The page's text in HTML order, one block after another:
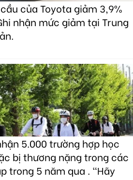
của Toyota giảm 3,9%
nhận mức giảm tại Trung
5.000 trường hợp học
bị thương nặng trong các
trong 5 năm qua . "Hãy